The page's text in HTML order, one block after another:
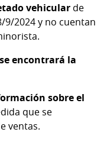
vehicular de
9/2024 y no cuentan
encontrará la
sobre el
que se
ventas.